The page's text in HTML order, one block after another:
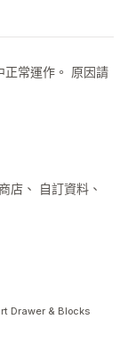
正常運作。 原因請
店、 自訂資料、
Drawer & Blocks